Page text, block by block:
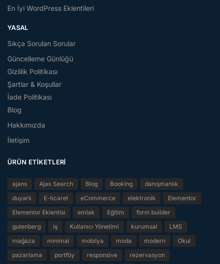
En İyi WordPress Eklentileri
YASAL
Sıkça Sorulan Sorular
Güncelleme Günlüğü
Gizlilik Politikası
Şartlar & Koşullar
İade Politikası
Blog
Hakkımızda
İletişim
ÜRÜN ETIKETLERI
ajans Ajax Search Blog Booking
danışmanlık
duyarlı
E-ticaret eCommerce elektronik
Elementor
Elementor Eklentisi
emlak Eğitim
form builder
gutenberg
iş Kullanıcı Yönetimi kurumsal
LMS
mağaza
minimal mobilya moda modern
Okul
pazarlama
portföy responsive
rezervasyon